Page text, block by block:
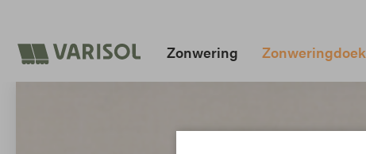
Zonwering Zonweringdoek